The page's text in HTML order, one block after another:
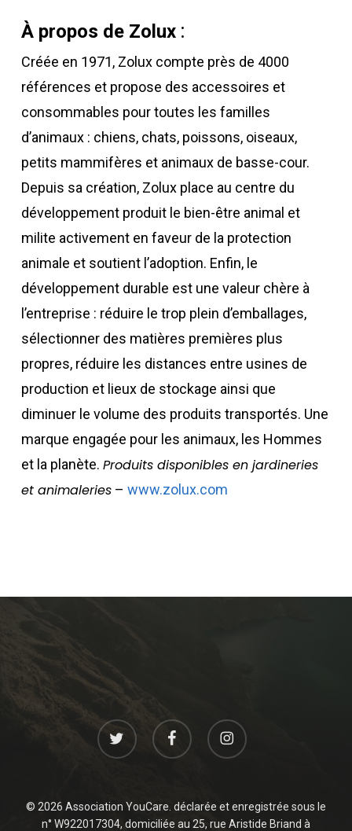
À propos de Zolux:
Créée en 1971, Zolux compte près de 4000
références et propose des accessoires et
consommables pour toutes les familles
d’animaux : chiens, chats, poissons, oiseaux,
petits mammifères et animaux de basse-cour.
Depuis sa création, Zolux place au centre du
développement produit le bien-être animal et
milite activement en faveur de la protection
animale et soutient l’adoption. Enfin, le
développement durable est une valeur chère à
l’entreprise : réduire le trop plein d’emballages,
sélectionner des matières premières plus
propres, réduire les distances entre usines de
production et lieux de stockage ainsi que
diminuer le volume des produits transportés. Une
marque engagée pour les animaux, les Hommes
et la planète. Produits disponibles en jardineries
et animaleries– www.zolux.com
twitter facebook instagram
© 2026 Association YouCare. déclarée et enregistrée sous le
n° W922017304, domiciliée au 25, rue Aristide Briand à